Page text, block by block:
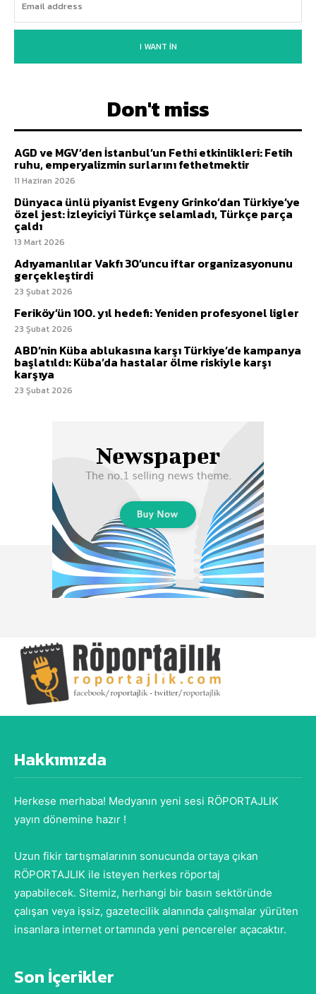
I WANT IN
Don't miss
AGD ve MGV’den İstanbul’un Fethi etkinlikleri: Fetih
ruhu, emperyalizmin surlarını fethetmektir
11 Haziran 2026
Dünyaca ünlü piyanist Evgeny Grinko’dan Türkiye’ye
özel jest: İzleyiciyi Türkçe selamladı, Türkçe parça
çaldı
13 Mart 2026
Adıyamanlılar Vakfı 30’uncu iftar organizasyonunu
gerçekleştirdi
23 Şubat 2026
Feriköy’ün 100. yıl hedefi: Yeniden profesyonel ligler
23 Şubat 2026
ABD’nin Küba ablukasına karşı Türkiye’de kampanya
başlatıldı: Küba’da hastalar ölme riskiyle karşı
karşıya
23 Şubat 2026
Hakkımızda
Herkese merhaba! Medyanın yeni sesi RÖPORTAJLIK
yayın dönemine hazır !
Uzun fikir tartışmalarının sonucunda ortaya çıkan
RÖPORTAJLIK ile isteyen herkes röportaj
yapabilecek. Sitemiz, herhangi bir basın sektöründe
çalışan veya işsiz, gazetecilik alanında çalışmalar yürüten
insanlara internet ortamında yeni pencereler açacaktır.
Son İçerikler